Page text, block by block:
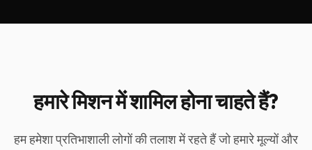
हमारे मिशन में शामिल होना चाहते हैं?
हम हमेशा प्रतिभाशाली लोगों की तलाश में रहते हैं जो हमारे मूल्यों और